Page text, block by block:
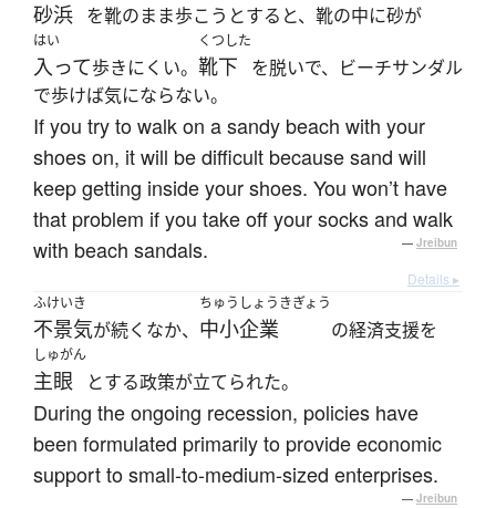
砂浜 を靴のまま歩こうとすると、靴の中に砂が
はい
入って歩きにくい。
くつした
靴下
を脱いで、ビーチサンダル
で歩けば気にならない。
If you try to walk on a sandy beach with your
shoes on, it will be difficult because sand will
keep getting inside your shoes. You won’t have
that problem if you take off your socks and walk
with beach sandals.
— Jreibun
Details ▸
ふけいき
不景気が続くなか、
ちゅうしょうきぎょう
中小企業 の経済支援を
しゅがん
主眼 とする政策が立てられた。
During the ongoing recession, policies have
been formulated primarily to provide economic
support to small-to-medium-sized enterprises.
— Jreibun